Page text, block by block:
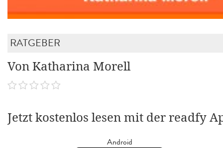
RATGEBER
Von Katharina Morell
Jetzt kostenlos lesen mit der readfy
Android